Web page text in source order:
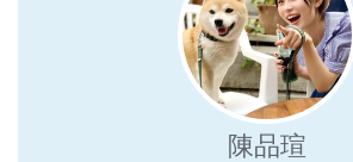
陳品瑄